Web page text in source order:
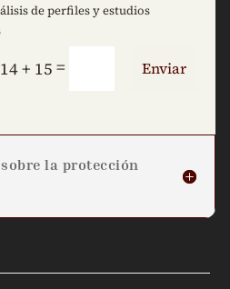
de perfiles y estudios
14 + 15 = Enviar
la protección